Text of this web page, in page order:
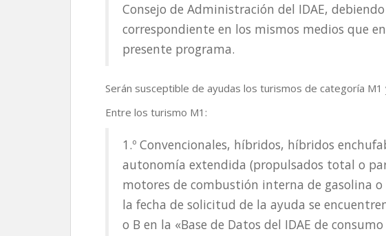
Consejo de Administración del IDAE,
correspondiente en los mismos medios que
presente programa.
Serán susceptible de ayudas los turismos de categoría
Entre los turismo M1:
1.º Convencionales, híbridos, híbridos
autonomía extendida (propulsados total o
motores de combustión interna de gasolina o
la fecha de solicitud de la ayuda se
o B en la «Base de Datos del IDAE de